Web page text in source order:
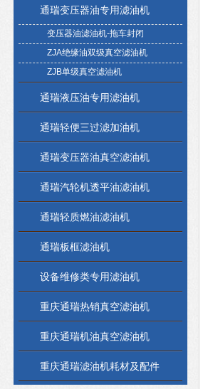
通瑞变压器油专用滤油机
变压器油滤油机-拖车封闭
ZJA绝缘油双级真空滤油机
ZJB单级真空滤油机
通瑞液压油专用滤油机
通瑞轻便三过滤加油机
通瑞变压器油真空滤油机
通瑞汽轮机透平油滤油机
通瑞轻质燃油滤油机
通瑞板框滤油机
设备维修类专用滤油机
重庆通瑞热销真空滤油机
重庆通瑞机油真空滤油机
重庆通瑞滤油机耗材及配件